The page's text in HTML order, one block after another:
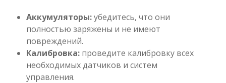
Аккумуляторы:убедитесь, что они
полностью заряжены и не имеют
повреждений.
Калибровка: проведите калибровку всех
необходимых датчиков и систем
управления.